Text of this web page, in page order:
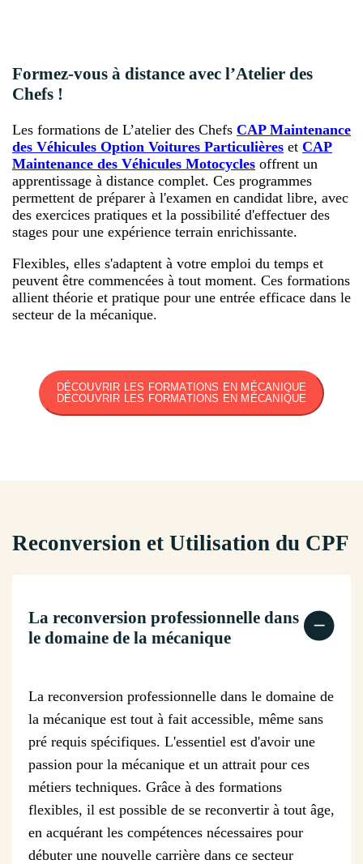
Formez-vous à distance avec l’Atelier des
Chefs !
Les formations de L’atelier des Chefs CAP Maintenance
des Véhicules Option Voitures Particulières et CAP
Maintenance des Véhicules Motocycles offrent un
apprentissage à distance complet. Ces programmes
permettent de préparer à l'examen en candidat libre, avec
des exercices pratiques et la possibilité d'effectuer des
stages pour une expérience terrain enrichissante.
Flexibles, elles s'adaptent à votre emploi du temps et
peuvent être commencées à tout moment. Ces formations
allient théorie et pratique pour une entrée efficace dans le
secteur de la mécanique.
DÉCOUVRIR LES FORMATIONS EN MÉCANIQUE
DÉCOUVRIR LES FORMATIONS EN MÉCANIQUE
Reconversion et Utilisation du CPF
La reconversion professionnelle dans
le domaine de la mécanique
La reconversion professionnelle dans le domaine de
la mécanique est tout à fait accessible, même sans
pré requis spécifiques. L'essentiel est d'avoir une
passion pour la mécanique et un attrait pour ces
métiers techniques. Grâce à des formations
flexibles, il est possible de se reconvertir à tout âge,
en acquérant les compétences nécessaires pour
débuter une nouvelle carrière dans ce secteur